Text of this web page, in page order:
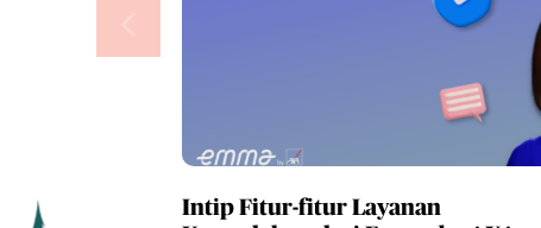
Intip Fitur-fitur Layanan